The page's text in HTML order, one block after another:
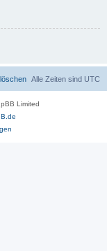
Alle Zeiten sind UTC
Limited